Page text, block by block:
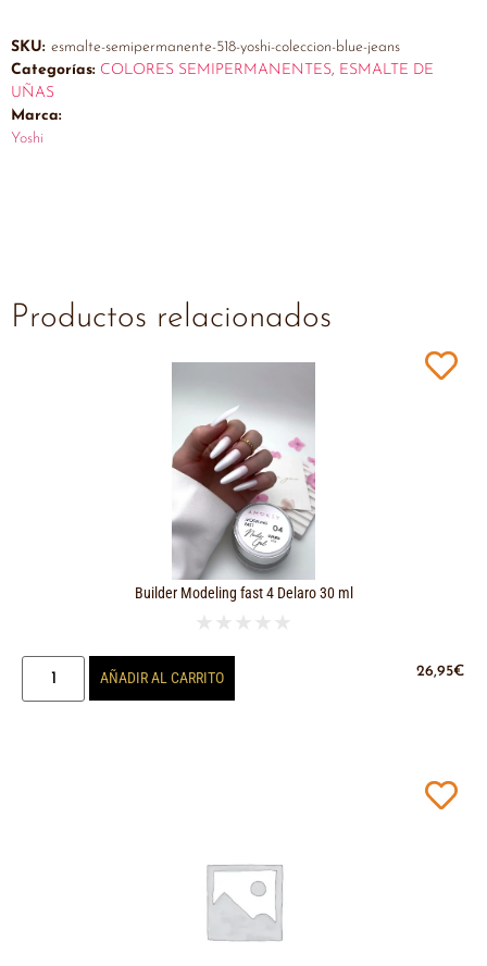
SKU: esmalte-semipermanente-518-yoshi-coleccion-blue-jeans
Categorías: COLORES SEMIPERMANENTES, ESMALTE DE
UÑAS
Marca:
Yoshi
Productos relacionados
Builder Modeling fast 4 Delaro 30 ml
★ ★ ★ ★ ★
26,95€
AÑADIR AL CARRITO